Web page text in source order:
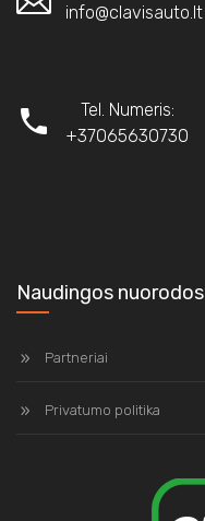
info@clavisauto.lt
Tel. Numeris:
+37065630730
Naudingos nuorodos
Partneriai
Privatumo politika